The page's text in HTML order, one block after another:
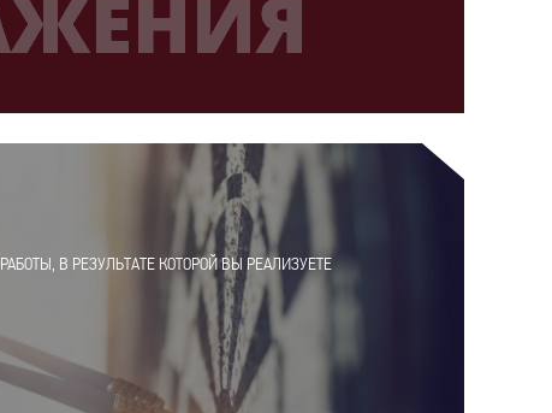
В РЕЗУЛЬТАТЕ КОТОРОЙ ВЫ РЕАЛИЗУЕТЕ